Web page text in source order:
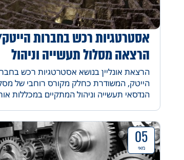
אסטרטגיות רכש בחברות
הרצאה מסלול תעשייה וניהול
הרצאת אונליין בנושא אסטרטגיות רכש
הייטק, המשודרת כחלק מקורס רוחבי של
הנדסאי תעשייה וניהול המתקיים במכללות
05
מאי